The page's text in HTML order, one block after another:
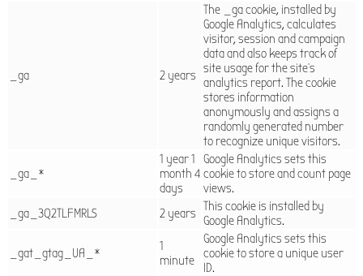
_ga 2 years
The _ga cookie, installed by
Google Analytics, calculates
visitor, session and campaign
data and also keeps track of
site usage for the site's
analytics report. The cookie
stores information
anonymously and assigns a
randomly generated number
to recognize unique visitors.
_ga_*
1 year 1
month 4
days
Google Analytics sets this
cookie to store and count page
views.
_ga_3Q2TLFMRLS
2 years This cookie is installed by
Google Analytics.
_gat_gtag_UA_*
1
minute
Google Analytics sets this
cookie to store a unique user
ID.